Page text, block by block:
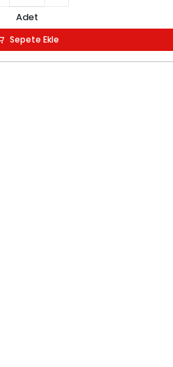
Adet
Sepete Ekle